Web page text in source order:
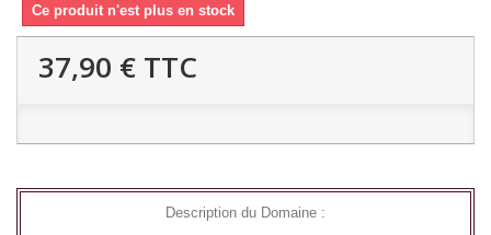
Ce produit n'est plus en stock
37,90 € TTC
Description du Domaine :